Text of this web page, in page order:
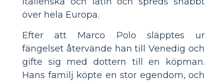
över hela Europa.
Efter att Marco Polo släpptes ur
fängelset återvände han till Venedig och
gifte sig med dottern till en köpman.
Hans familj köpte en stor egendom, och